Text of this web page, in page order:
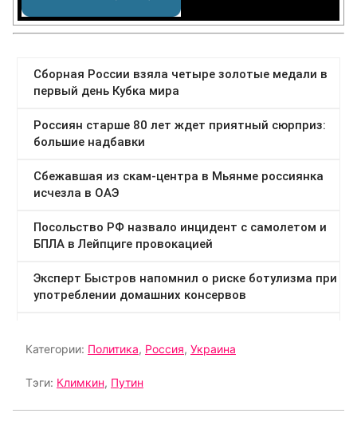
Категории: Политика, Россия, Украина
Тэги: Климкин, Путин